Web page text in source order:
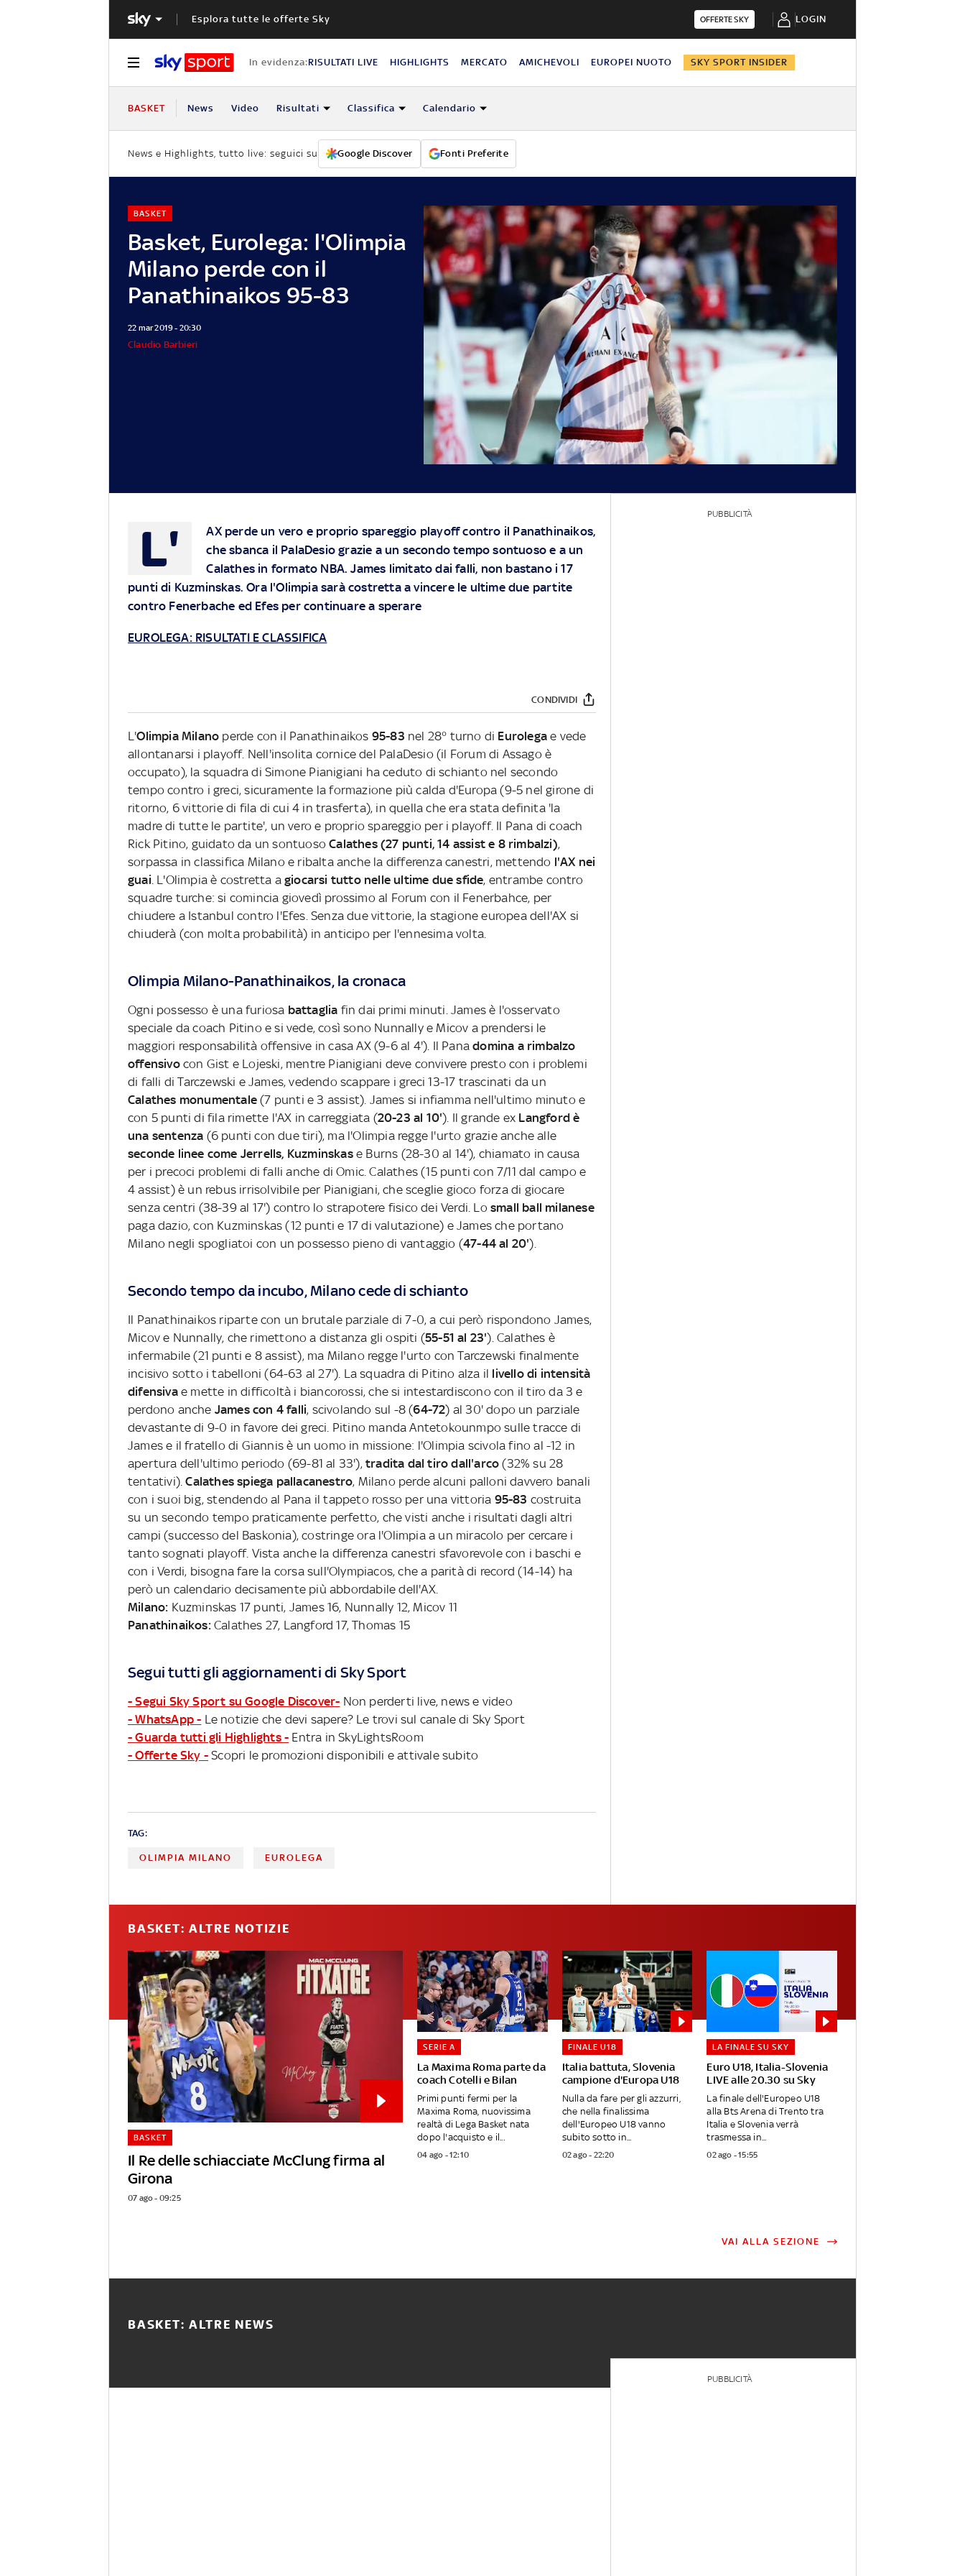
Esplora tutte le offerte Sky OFFERTE SKY LOGIN
In evidenza:RISULTATI LIVE HIGHLIGHTS MERCATO AMICHEVOLI EUROPEI NUOTO SKY SPORT INSIDER
BASKET News Video Risultati Classifica Calendario
News e Highlights, tutto live: seguici su Google Discover Fonti Preferite
Basket, Eurolega: l'Olimpia
Milano perde con il
Panathinaikos 95-83
BASKET
22 mar 2019 - 20:30
Claudio Barbieri
L'
AX perde un vero e proprio spareggio playoff contro il Panathinaikos,
che sbanca il PalaDesio grazie a un secondo tempo sontuoso e a un
Calathes in formato NBA. James limitato dai falli, non bastano i 17
punti di Kuzminskas. Ora l'Olimpia sarà costretta a vincere le ultime due partite
contro Fenerbache ed Efes per continuare a sperare
EUROLEGA: RISULTATI E CLASSIFICA
CONDIVIDI
L'Olimpia Milano perde con il Panathinaikos 95-83 nel 28° turno di Eurolegae vede
allontanarsi i playoff. Nell'insolita cornice del PalaDesio (il Forum di Assago è
occupato), la squadra di Simone Pianigiani ha ceduto di schianto nel secondo
tempo contro i greci, sicuramente la formazione più calda d'Europa (9-5 nel girone di
ritorno, 6 vittorie di fila di cui 4 in trasferta), in quella che era stata definita 'la
madre di tutte le partite', un vero e proprio spareggio per i playoff. Il Pana di coach
Rick Pitino, guidato da un sontuosoCalathes (27 punti, 14 assist e 8 rimbalzi),
sorpassa in classifica Milano e ribalta anche la differenza canestri, mettendo l'AX nei
guai. L'Olimpia è costretta agiocarsi tutto nelle ultime due sfide, entrambe contro
squadre turche: si comincia giovedì prossimo al Forum con il Fenerbahce, per
chiudere a Istanbul contro l'Efes. Senza due vittorie, la stagione europea dell'AX si
chiuderà (con molta probabilità) in anticipo per l'ennesima volta.
Olimpia Milano-Panathinaikos, la cronaca
Ogni possesso è una furiosa battaglia fin dai primi minuti. James è l'osservato
speciale da coach Pitino e si vede, così sono Nunnally e Micov a prendersi le
maggiori responsabilità offensive in casa AX (9-6 al 4'). Il Panadomina a rimbalzo
offensivocon Gist e Lojeski, mentre Pianigiani deve convivere presto con i problemi
di falli di Tarczewski e James, vedendo scappare i greci 13-17 trascinati da un
Calathes monumentale(7 punti e 3 assist). James si infiamma nell'ultimo minuto e
con 5 punti di fila rimette l'AX in carreggiata (20-23 al 10'). Il grande ex Langford è
una sentenza (6 punti con due tiri), ma l'Olimpia regge l'urto grazie anche alle
seconde linee come Jerrells, Kuzminskase Burns (28-30 al 14'), chiamato in causa
per i precoci problemi di falli anche di Omic. Calathes (15 punti con 7/11 dal campo e
4 assist) è un rebus irrisolvibile per Pianigiani, che sceglie gioco forza di giocare
senza centri (38-39 al 17') contro lo strapotere fisico dei Verdi. Lo small ball milanese
paga dazio, con Kuzminskas (12 punti e 17 di valutazione) e James che portano
Milano negli spogliatoi con un possesso pieno di vantaggio (47-44 al 20').
Secondo tempo da incubo, Milano cede di schianto
Il Panathinaikos riparte con un brutale parziale di 7-0, a cui però rispondono James,
Micov e Nunnally, che rimettono a distanza gli ospiti (55-51 al 23'). Calathes è
infermabile (21 punti e 8 assist), ma Milano regge l'urto con Tarczewski finalmente
incisivo sotto i tabelloni (64-63 al 27'). La squadra di Pitino alza il livello di intensità
difensivae mette in difficoltà i biancorossi, che si intestardiscono con il tiro da 3 e
perdono anche James con 4 falli, scivolando sul -8 (64-72) al 30' dopo un parziale
devastante di 9-0 in favore dei greci. Pitino manda Antetokounmpo sulle tracce di
James e il fratello di Giannis è un uomo in missione: l'Olimpia scivola fino al -12 in
apertura dell'ultimo periodo (69-81 al 33'), tradita dal tiro dall'arco (32% su 28
tentativi).Calathes spiega pallacanestro, Milano perde alcuni palloni davvero banali
con i suoi big, stendendo al Pana il tappeto rosso per una vittoria 95-83 costruita
su un secondo tempo praticamente perfetto, che visti anche i risultati dagli altri
campi (successo del Baskonia), costringe ora l'Olimpia a un miracolo per cercare i
tanto sognati playoff. Vista anche la differenza canestri sfavorevole con i baschi e
con i Verdi, bisogna fare la corsa sull'Olympiacos, che a parità di record (14-14) ha
però un calendario decisamente più abbordabile dell'AX.
Milano: Kuzminskas 17 punti, James 16, Nunnally 12, Micov 11
Panathinaikos:Calathes 27, Langford 17, Thomas 15
Segui tutti gli aggiornamenti di Sky Sport
- Segui Sky Sport su Google Discover- Non perderti live, news e video
- WhatsApp - Le notizie che devi sapere? Le trovi sul canale di Sky Sport
- Guarda tutti gli Highlights - Entra in SkyLightsRoom
- Offerte Sky - Scopri le promozioni disponibili e attivale subito
TAG:
OLIMPIA MILANO EUROLEGA
PUBBLICITÀ
BASKET: ALTRE NOTIZIE
Il Re delle schiacciate McClung firma al
Girona
BASKET
07 ago - 09:25
La Maxima Roma parte da
coach Cotelli e Bilan
SERIE A
Primi punti fermi per la
Maxima Roma, nuovissima
realtà di Lega Basket nata
dopo l'acquisto e il...
04 ago - 12:10
Italia battuta, Slovenia
campione d'Europa U18
FINALE U18
Nulla da fare per gli azzurri,
che nella finalissima
dell'Europeo U18 vanno
subito sotto in...
02 ago - 22:20
Euro U18, Italia-Slovenia
LIVE alle 20.30 su Sky
LA FINALE SU SKY
La finale dell'Europeo U18
alla Bts Arena di Trento tra
Italia e Slovenia verrà
trasmessa in...
02 ago - 15:55
VAI ALLA SEZIONE
BASKET: ALTRE NEWS
PUBBLICITÀ